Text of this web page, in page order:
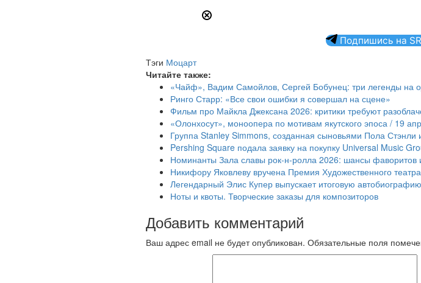
Подпишись на
Тэги Моцарт
Читайте также:
«Чайф», Вадим Самойлов, Сергей Бобунец: три легенды на
Ринго Старр: «Все свои ошибки я совершал на сцене»
Фильм про Майкла Джексана 2026: критики требуют
«Олонхосут», моноопера по мотивам якутского эпоса / 19
Группа Stanley Simmons, созданная сыновьями Пола
Pershing Square подала заявку на покупку Universal Music
Номинанты Зала славы рок-н-ролла 2026: шансы фаворитов
Никифору Яковлеву вручена Премия Художественного театра
Легендарный Элис Купер выпускает итоговую
Ноты и квоты. Творческие заказы для композиторов
Добавить комментарий
Ваш адрес email не будет опубликован. Обязательные поля